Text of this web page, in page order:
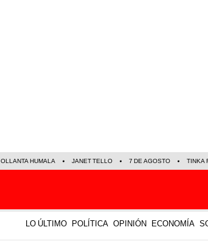
OLLANTA HUMALA JANET TELLO 7 DE AGOSTO TINKA
LO ÚLTIMO POLÍTICA OPINIÓN ECONOMÍA